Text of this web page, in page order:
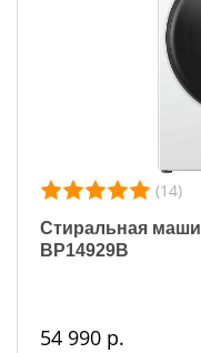
(14)
Стиральная
BP14929B
54 990 р.